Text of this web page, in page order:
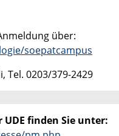
über:
soepatcampus
Tel. 0203/379-2429
finden Sie unter: